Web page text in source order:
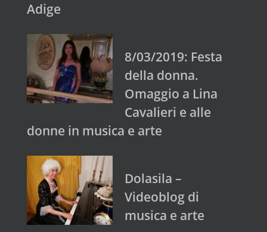
Adige
8/03/2019: Festa
della donna.
Omaggio a Lina
Cavalieri e alle
donne in musica e arte
Dolasila –
Videoblog di
musica e arte